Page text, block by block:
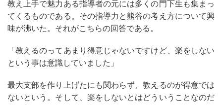
教え上手で魅力ある指導者の元には多くの門下生も集まっ
てくるものである。その指導力と熊谷の考え方について興
味が沸いた。それがこちらの回答である。
「教えるのってあまり得意じゃないですけど、楽をしない
という事は意識していました」
最大支部を作り上げたにも関わらず、教えるのが得意では
ないという。そして、楽をしないとはどういうことなのだ